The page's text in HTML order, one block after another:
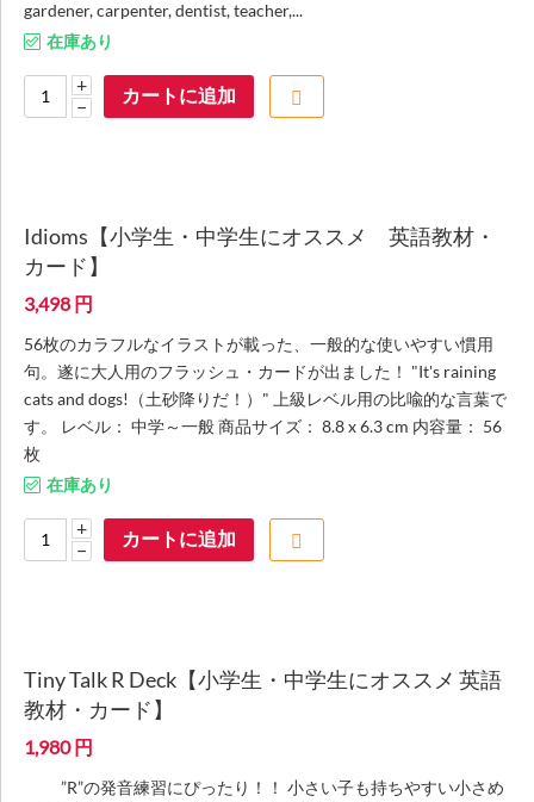
gardener, carpenter, dentist, teacher,...
在庫あり
+
−
カートに追加
Idioms【小学生・中学生にオススメ 英語教材・
カード】
3,498 円
56枚のカラフルなイラストが載った、一般的な使いやすい慣用
句。遂に大人用のフラッシュ・カードが出ました！ "It's raining
cats and dogs!（土砂降りだ！）" 上級レベル用の比喩的な言葉で
す。 レベル： 中学～一般 商品サイズ： 8.8 x 6.3 cm 内容量： 56
枚
在庫あり
+
−
カートに追加
Tiny Talk R Deck【小学生・中学生にオススメ 英語
教材・カード】
1,980 円
”R”の発音練習にぴったり！！ 小さい子も持ちやすい小さめ